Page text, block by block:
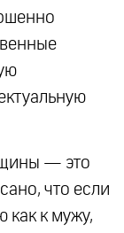
— это
что если
к мужу,